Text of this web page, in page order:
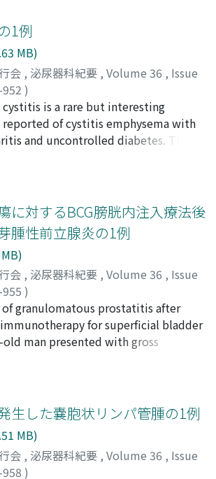
tumor due to phenacetin abuse in
lesion of the right ureter close to
The tumor was peanut-sized
benign nature, so we
pathological examination
was transitional cell carcinoma
growth pattern. Though we
of tumor recurrence, the presence
could not be ruled out. We
of the right side on
up on July 1, 1989 this patient
1例
MB)
会 , 泌尿器科紀要 , Volume 36 , Issue
)
;吉川, 羊子;津村, 芳雄;前川, 昭
;Yoshikawa, Yoko;Tsumura,
Akira
cystitis is a rare but interesting
reported of cystitis emphysema with
and uncontrolled diabetes. The
old woman complaining of gross
by cystoscopy . Radiography showed
bladder. The patient was
then symptoms was
12 cases of emphysematous
Japan and summarized the
features of this entity.
に対するBCG膀胱内注入療法後
腫性前立腺炎の1例
会 , 泌尿器科紀要 , Volume 36 , Issue
)
文;高士, 宗久;坂田, 孝雄;三宅, 弘治
Toshifumi;Takashi, Munehisa;
Koji
of granulomatous prostatitis after
immunotherapy for superficial bladder
old man presented with gross
examination revealed multiple
resection of the tumor.
immunotherapy was postoperatively
the disease. Digital
that the prostate became stony-
weeks after the initial BCG
生した嚢胞状リンパ管腫の1例
MB)
会 , 泌尿器科紀要 , Volume 36 , Issue
)